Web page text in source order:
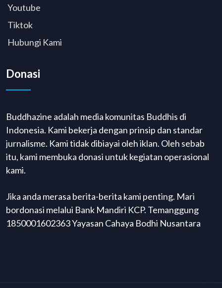
Youtube
Tiktok
Hubungi Kami
Donasi
Buddhazine adalah media komunitas Buddhis di
Indonesia. Kami bekerja dengan prinsip dan standar
jurnalisme. Kami tidak dibiayai oleh iklan. Oleh sebab
itu, kami membuka donasi untuk kegiatan operasional
kami.
Jika anda merasa berita-berita kami penting. Mari
bordonasi melalui Bank Mandiri KCP. Temanggung
1850001602363 Yayasan Cahaya Bodhi Nusantara